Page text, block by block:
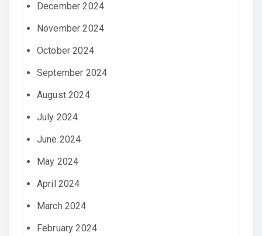
December 2024
November 2024
October 2024
September 2024
August 2024
July 2024
June 2024
May 2024
April 2024
March 2024
February 2024